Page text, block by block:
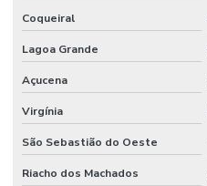
Coqueiral
Lagoa Grande
Açucena
Virgínia
São Sebastião do Oeste
Riacho dos Machados